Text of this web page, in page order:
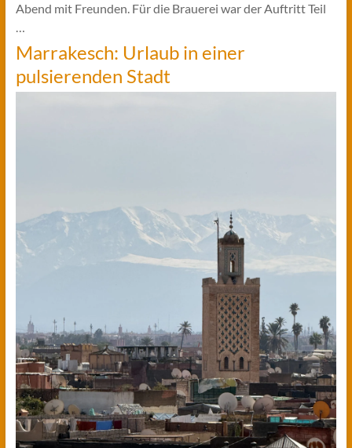
Abend mit Freunden. Für die Brauerei war der Auftritt Teil
…
Marrakesch: Urlaub in einer
pulsierenden Stadt